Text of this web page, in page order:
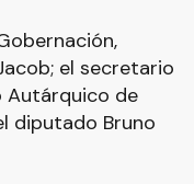
el secretario
Autárquico de
diputado Bruno